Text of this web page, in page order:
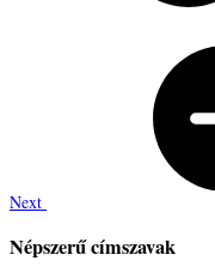
Next
Népszerű címszavak